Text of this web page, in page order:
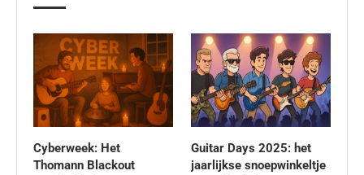
Cyberweek: Het
Thomann Blackout
Guitar Days 2025: het
jaarlijkse snoepwinkeltje